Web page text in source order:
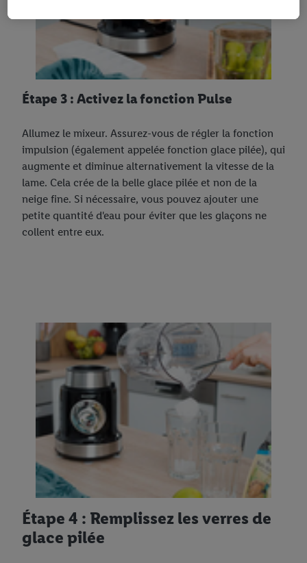
Étape 3 : Activez la fonction Pulse
Allumez le mixeur. Assurez-vous de régler la fonction
impulsion (également appelée fonction glace pilée), qui
augmente et diminue alternativement la vitesse de la
lame. Cela crée de la belle glace pilée et non de la
neige fine. Si nécessaire, vous pouvez ajouter une
petite quantité d'eau pour éviter que les glaçons ne
collent entre eux.
Étape 4 : Remplissez les verres de
glace pilée
En cliquant sur « Refuser », tu as la possibilité d’autoriser
uniquement l'utilisation des technologies nécessaires. En
cliquant sur « Accepter », tu consens à tous les traitements pour
l’ensemble des finalités mentionnées ci-dessus. Tu trouveras de
plus amples informations, notamment sur la durée de
consentement à tout moment avec effet pour l’avenir, dans
notredéclaration de confidentialité .Pour consulter les
mentions légales, c’est ici.